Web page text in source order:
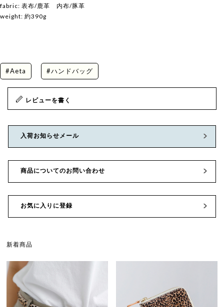
fabric: 表布/鹿革 内布/豚革
weight: 約390g
#Aeta #ハンドバッグ
レビューを書く
入荷お知らせメール
商品についてのお問い合わせ
お気に入りに登録
新着商品